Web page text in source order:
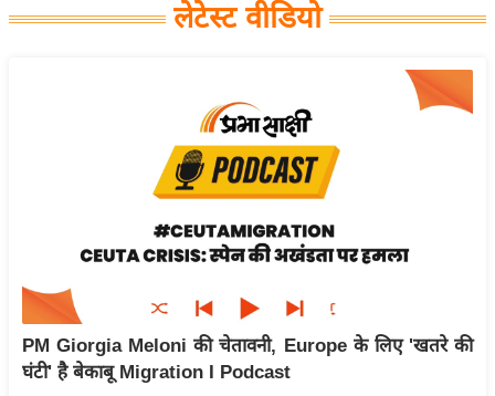
ष्ट्री
ज
त
वि
लेटेस्ट वीडियो
PM Giorgia Meloni की चेतावनी, Europe के लिए 'खतरे की
घंटी' है बेकाबू Migration I Podcast